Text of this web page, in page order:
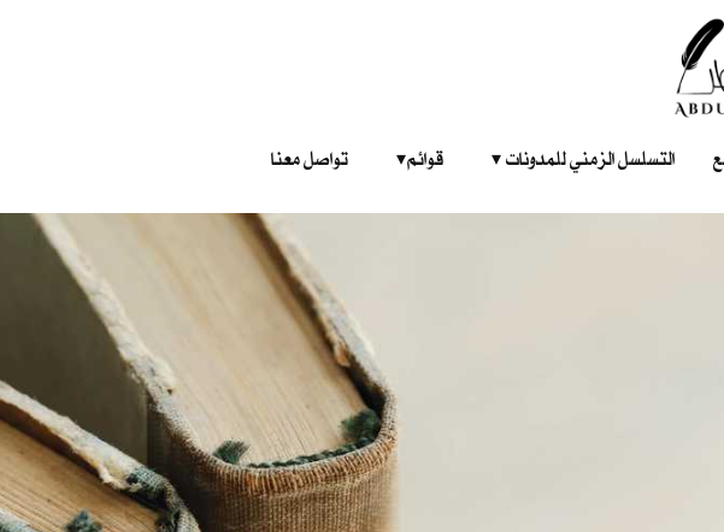
التسلسل الزمني للمدونات‎ ‎ ‎ ‎ ‎ قوائم‎ ‎ ‎ ‎ تواصل معنا